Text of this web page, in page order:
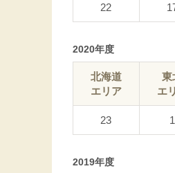
22
2020年度
北海道
エリア
東
エ
23 1
2019年度